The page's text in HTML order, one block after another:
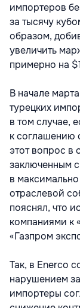
импортеров
за тысячу
образом,
увеличить
примерно на
В начале
турецких
в том случае,
к соглашению
этот вопрос в
заключенным
в
отраслевой
пояснял, что
компаниями к
«Газпром
Так, в Enerco
нарушением
импортеры